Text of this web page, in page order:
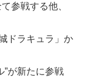
参戦する他、
ドラキュラ」か
”が新たに参戦